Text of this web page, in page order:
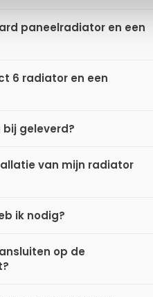
paneelradiator en een
6 radiator en een
geleverd?
van mijn radiator
ik nodig?
op de